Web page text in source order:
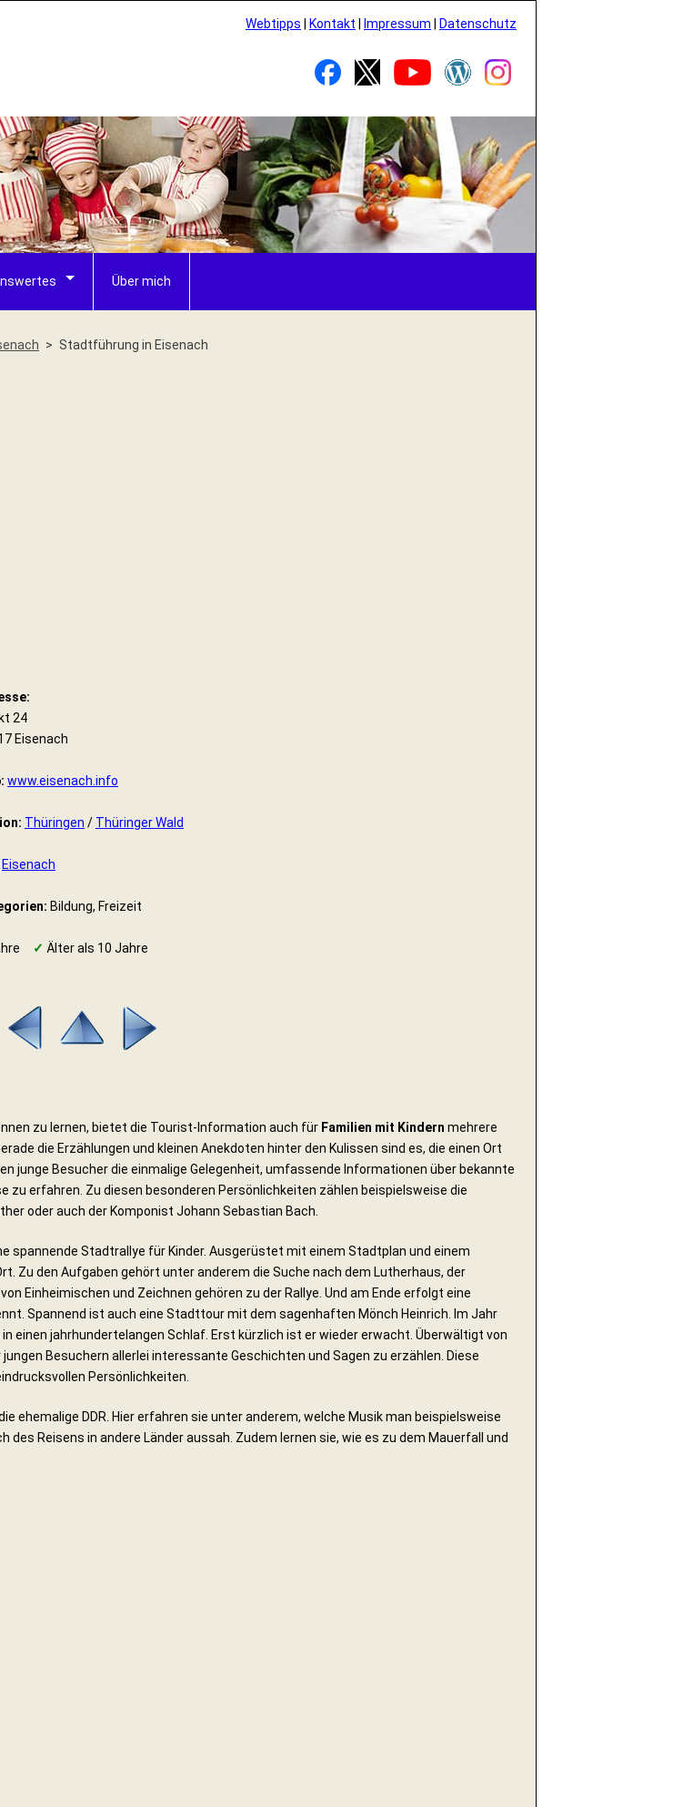
Webtipps Kontakt Impressum Datenschutz
Über mich
Stadtführung in Eisenach
24
Eisenach
www.eisenach.info
Thüringen / Thüringer Wald
Eisenach
Bildung, Freizeit
✓ Älter als 10 Jahre
zu lernen, bietet die Tourist-Information auch für Familien mit Kindern mehrere
die Erzählungen und kleinen Anekdoten hinter den Kulissen sind es, die einen Ort
junge Besucher die einmalige Gelegenheit, umfassende Informationen über bekannte
zu erfahren. Zu diesen besonderen Persönlichkeiten zählen beispielsweise die
oder auch der Komponist Johann Sebastian Bach.
spannende Stadtrallye für Kinder. Ausgerüstet mit einem Stadtplan und einem
Zu den Aufgaben gehört unter anderem die Suche nach dem Lutherhaus, der
Einheimischen und Zeichnen gehören zu der Rallye. Und am Ende erfolgt eine
Spannend ist auch eine Stadttour mit dem sagenhaften Mönch Heinrich. Im Jahr
einen jahrhundertelangen Schlaf. Erst kürzlich ist er wieder erwacht. Überwältigt von
Besuchern allerlei interessante Geschichten und Sagen zu erzählen. Diese
Persönlichkeiten.
ehemalige DDR. Hier erfahren sie unter anderem, welche Musik man beispielsweise
Reisens in andere Länder aussah. Zudem lernen sie, wie es zu dem Mauerfall und